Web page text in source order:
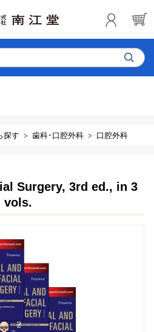
探す 歯科･口腔外科 口腔外科
Surgery, 3rd ed., in 3
vols.